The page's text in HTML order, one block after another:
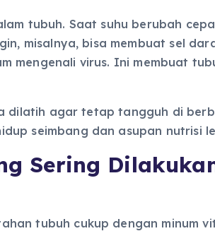
tubuh. Saat suhu berubah
misalnya, bisa membuat sel
mengenali virus. Ini membuat
dilatih agar tetap tangguh di
seimbang dan asupan nutrisi
Sering
tubuh cukup dengan minum